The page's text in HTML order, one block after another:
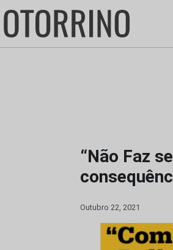
“Não Faz
Outubro 22, 2021